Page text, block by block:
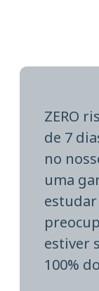
ZERO
de 7
no
uma
estudar
estiver
100%